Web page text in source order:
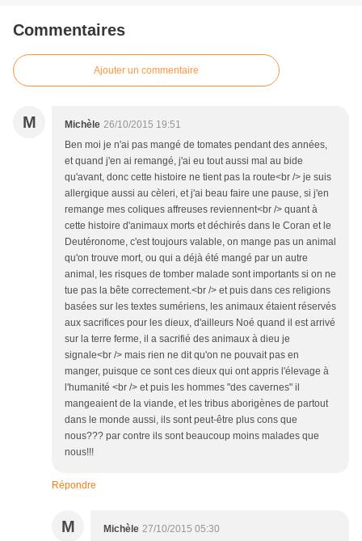
Commentaires
Ajouter un commentaire
M Michèle 26/10/2015 19:51
Ben moi je n'ai pas mangé de tomates pendant des années,
et quand j'en ai remangé, j'ai eu tout aussi mal au bide
qu'avant, donc cette histoire ne tient pas la route<br /> je suis
allergique aussi au cèleri, et j'ai beau faire une pause, si j'en
remange mes coliques affreuses reviennent<br /> quant à
cette histoire d'animaux morts et déchirés dans le Coran et le
Deutéronome, c'est toujours valable, on mange pas un animal
qu'on trouve mort, ou qui a déjà été mangé par un autre
animal, les risques de tomber malade sont importants si on ne
tue pas la bête correctement.<br /> et puis dans ces religions
basées sur les textes sumériens, les animaux étaient réservés
aux sacrifices pour les dieux, d'ailleurs Noé quand il est arrivé
sur la terre ferme, il a sacrifié des animaux à dieu je
signale<br /> mais rien ne dit qu'on ne pouvait pas en
manger, puisque ce sont ces dieux qui ont appris l'élevage à
l'humanité <br /> et puis les hommes "des cavernes" il
mangeaient de la viande, et les tribus aborigènes de partout
dans le monde aussi, ils sont peut-être plus cons que
nous??? par contre ils sont beaucoup moins malades que
nous!!!
Répondre
M Michèle 27/10/2015 05:30